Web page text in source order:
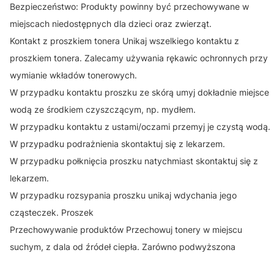
Bezpieczeństwo: Produkty powinny być przechowywane w
miejscach niedostępnych dla dzieci oraz zwierząt.
Kontakt z proszkiem tonera Unikaj wszelkiego kontaktu z
proszkiem tonera. Zalecamy używania rękawic ochronnych przy
wymianie wkładów tonerowych.
W przypadku kontaktu proszku ze skórą umyj dokładnie miejsce
wodą ze środkiem czyszczącym, np. mydłem.
W przypadku kontaktu z ustami/oczami przemyj je czystą wodą.
W przypadku podrażnienia skontaktuj się z lekarzem.
W przypadku połknięcia proszku natychmiast skontaktuj się z
lekarzem.
W przypadku rozsypania proszku unikaj wdychania jego
cząsteczek. Proszek
Przechowywanie produktów Przechowuj tonery w miejscu
suchym, z dala od źródeł ciepła. Zarówno podwyższona